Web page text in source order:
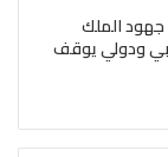
الملك
ودولي يوقف